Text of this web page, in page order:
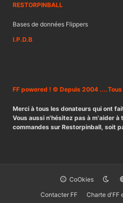
RESTORPINBALL
Bases de données Flippers
I.P.D.B
FF powered ! © Depuis 2004
Merci à tous les donateurs qui ont
Vous aussi n'hésitez pas à m'aider
commandes sur Restorpinball, soit
CoOkies
Contacter FF
Charte d'FF